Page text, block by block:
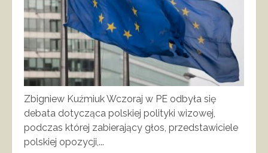
Zbigniew Kuźmiuk Wczoraj w PE odbyła się
debata dotycząca polskiej polityki wizowej,
podczas której zabierający głos, przedstawiciele
polskiej opozycji,...